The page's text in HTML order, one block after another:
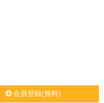
会員登録(無料)